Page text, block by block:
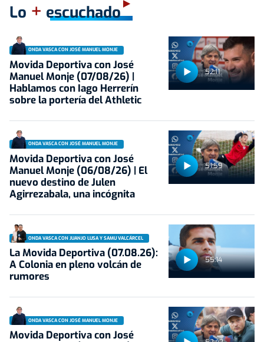
Lo + escuchado
52:11
ONDA VASCA CON JOSÉ MANUEL MONJE
Movida Deportiva con José
Manuel Monje (07/08/26) |
Hablamos con Iago Herrerín
sobre la portería del Athletic
51:59
ONDA VASCA CON JOSÉ MANUEL MONJE
Movida Deportiva con José
Manuel Monje (06/08/26) | El
nuevo destino de Julen
Agirrezabala, una incógnita
55:14
ONDA VASCA CON JUANJO LUSA Y SAMU VALCÁRCEL
La Movida Deportiva (07.08.26):
A Colonia en pleno volcán de
rumores
ONDA VASCA CON JOSÉ MANUEL MONJE
Movida Deportiva con José